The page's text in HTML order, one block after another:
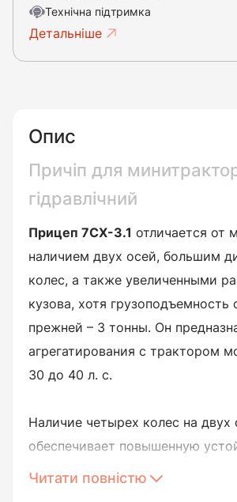
Технічна підтримка
Детальніше
Опис
Причіп для
гідравлічний
Прицеп 7СХ-3.1 отличается от
наличием двух осей, большим
колес, а также увеличенными
кузова, хотя грузоподъемность
прежней – 3 тонны. Он
агрегатирования с трактором
30 до 40 л. с.
Наличие четырех колес на двух
обеспечивает повышенную
устройства во время движения,
Читати повністю